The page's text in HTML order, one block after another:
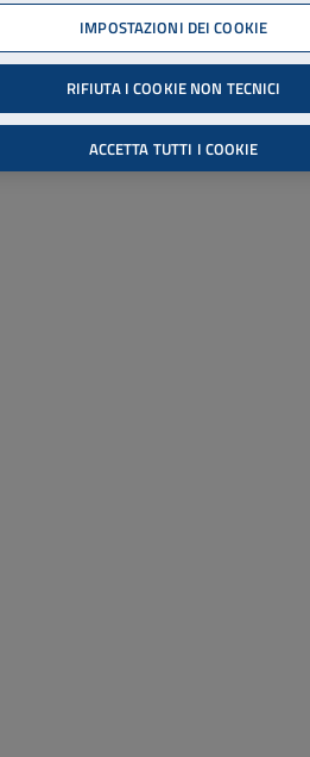
06 45539607
Accessibilità
Cerca
IMPOSTAZIONI DEI COOKIE
RIFIUTA I COOKIE NON TECNICI
ACCETTA TUTTI I COOKIE